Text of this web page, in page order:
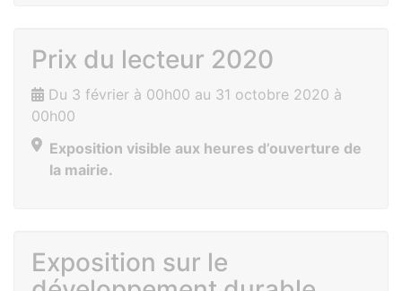
Prix du lecteur 2020
Du 3 février à 00h00 au 31 octobre 2020 à
00h00
Exposition visible aux heures d’ouverture de
la mairie.
Exposition sur le